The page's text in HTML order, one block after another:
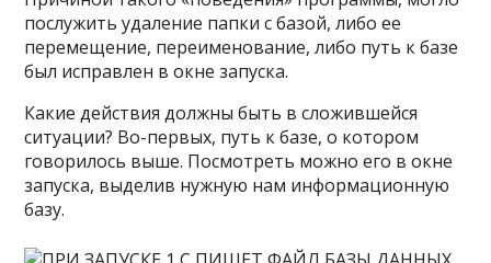
послужить удаление папки с базой, либо ее
перемещение, переименование, либо путь к базе
был исправлен в окне запуска.
Какие действия должны быть в сложившейся
ситуации? Во-первых, путь к базе, о котором
говорилось выше. Посмотреть можно его в окне
запуска, выделив нужную нам информационную
базу.